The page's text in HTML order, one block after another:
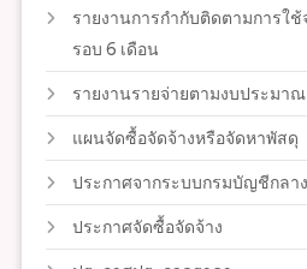
รายงานการกำกับติดตามการใ
รอบ 6 เดือน
รายงานรายจ่ายตามงบประมาณ
แผนจัดซื้อจัดจ้างหรือจัดหาพัสดุ
ประกาศจากระบบกรมบัญชีกลา
ประกาศจัดซื้อจัดจ้าง